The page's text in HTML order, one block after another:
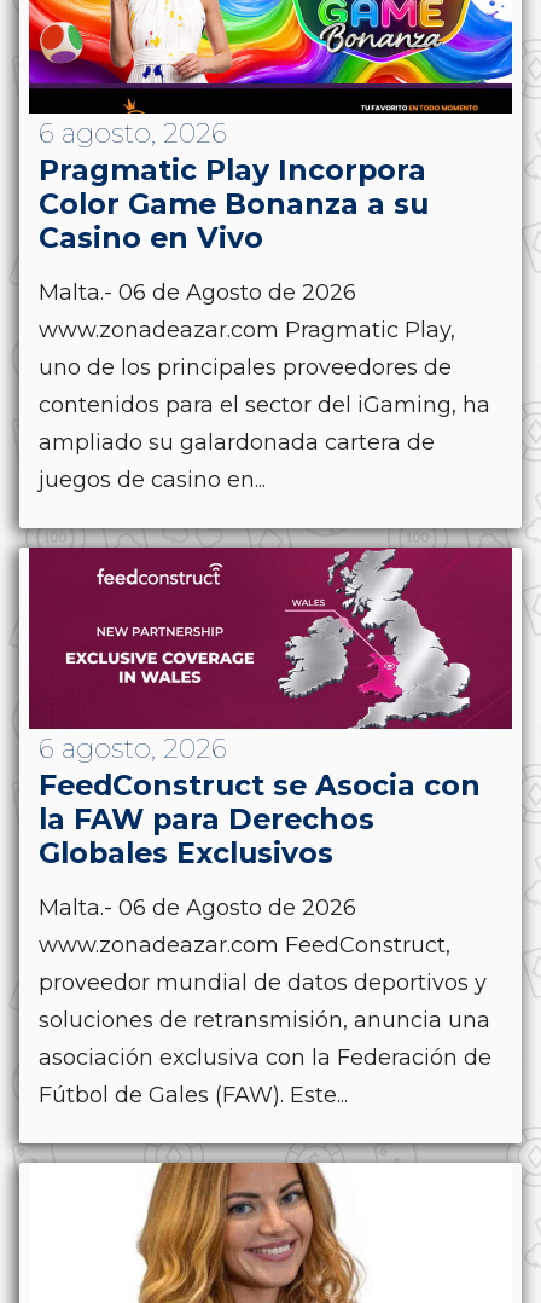
6 agosto, 2026
Pragmatic Play Incorpora
Color Game Bonanza a su
Casino en Vivo
Malta.- 06 de Agosto de 2026
www.zonadeazar.com Pragmatic Play,
uno de los principales proveedores de
contenidos para el sector del iGaming, ha
ampliado su galardonada cartera de
juegos de casino en...
6 agosto, 2026
FeedConstruct se Asocia con
la FAW para Derechos
Globales Exclusivos
Malta.- 06 de Agosto de 2026
www.zonadeazar.com FeedConstruct,
proveedor mundial de datos deportivos y
soluciones de retransmisión, anuncia una
asociación exclusiva con la Federación de
Fútbol de Gales (FAW). Este...